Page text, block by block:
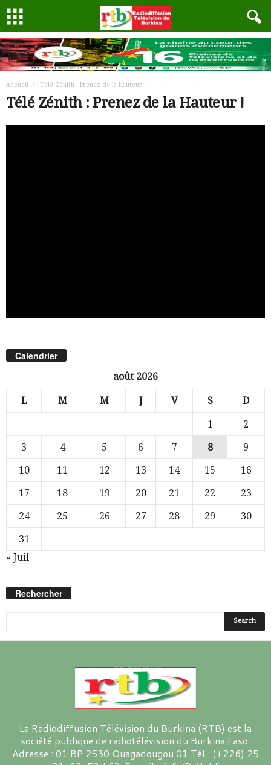
Accueil Télé Zénith : Prenez de la Hauteur !
Télé Zénith : Prenez de la Hauteur !
Calendrier
août 2026
L M M J V S D
1
2
3
4 5 6 7 8
9
10
11 12 13 14 15
16
17
18 19 20 21 22
23
24
25 26 27 28 29
30
31
« Juil
Rechercher
La Radiodiffusion Télévision du Burkina (RTB) est la
société publique de radiotélévision du Burkina Faso.
Adresse : 01 BP 2530 Ouagadougou 01 Tél : (+226) 25